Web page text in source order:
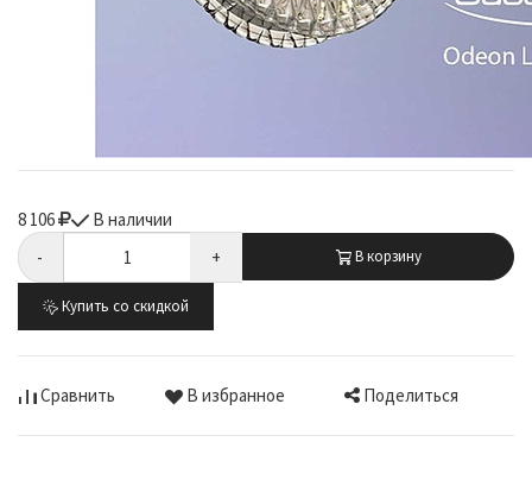
8 106
В наличии
-
+ В корзину
Купить со скидкой
Сравнить В избранное Поделиться